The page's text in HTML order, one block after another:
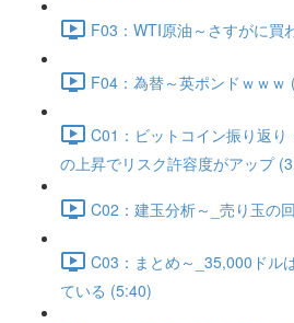
F03：WTI原油～さすがに買
F04：為替～英ポンドｗｗｗ
C01：ビットコイン振り返
の上昇でリスク許容度がアップ
C02：建玉分析～_売り玉の
C03：まとめ～_35,000ドル
ている (5:40)